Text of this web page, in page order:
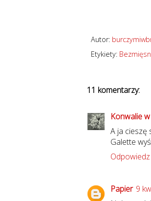
Autor:
Etykiety:
11 komentarzy:
Konwalie
A ja cieszę
Galette
Odpowiedz
Papier 9